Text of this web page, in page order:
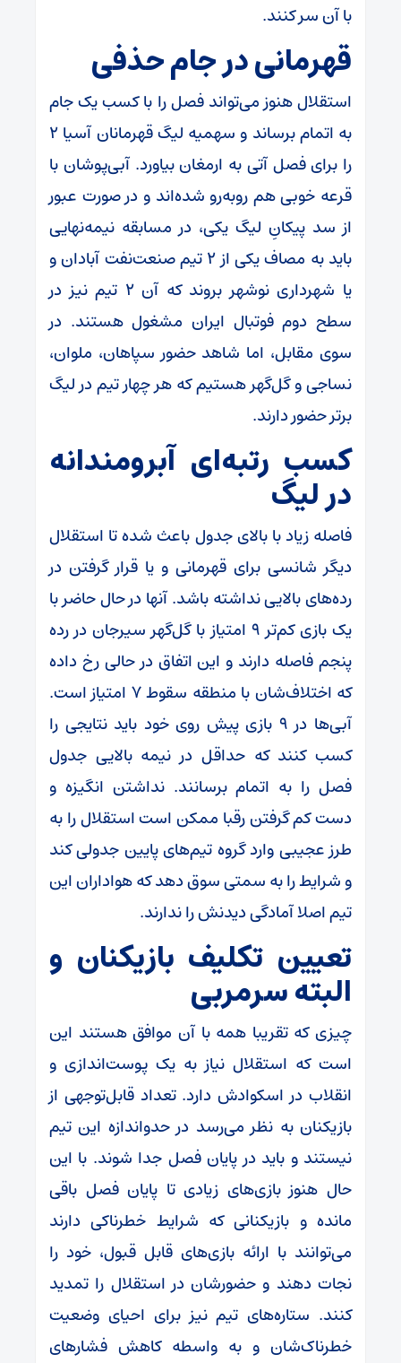
با آن سر کنند.
قهرمانی در جام حذفی
استقلال هنوز می‌تواند فصل را با کسب یک جام
به اتمام برساند و سهمیه لیگ قهرمانان آسیا ۲
را برای فصل آتی به ارمغان بیاورد. آبی‌پوشان با
قرعه خوبی هم رو‌به‌رو شده‌اند و در صورت عبور
از سد پیکانِ لیگ یکی، در مسابقه نیمه‌نهایی
باید به مصاف یکی از ۲ تیم صنعت‌نفت آبادان و
یا شهرداری نوشهر بروند که آن ۲ تیم نیز در
سطح دوم فوتبال ایران مشغول هستند. در
سوی مقابل، اما شاهد حضور سپاهان، ملوان،
نساجی و گل‌گهر هستیم که هر چهار تیم در لیگ
برتر حضور دارند.
کسب رتبه‌ای آبرومندانه
در لیگ
فاصله زیاد با بالای جدول باعث شده تا استقلال
دیگر شانسی برای قهرمانی و یا قرار گرفتن در
رده‌های بالایی نداشته باشد. آنها در حال حاضر با
یک بازی کم‌تر ۹ امتیاز با گل‌گهر سیرجان در رده
پنجم فاصله دارند و این اتفاق در حالی رخ داده
که اختلاف‌شان با منطقه سقوط ۷ امتیاز است.
آبی‌ها در ۹ بازی پیش روی خود باید نتایجی را
کسب کنند که حداقل در نیمه بالایی جدول
فصل را به اتمام برسانند. نداشتن انگیزه و
دست کم گرفتن رقبا ممکن است استقلال را به
طرز عجیبی وارد گروه تیم‌های پایین جدولی کند
و شرایط را به سمتی سوق دهد که هواداران این
تیم اصلا آمادگی دیدنش را ندارند.
تعیین تکلیف بازیکنان و
البته سرمربی
چیزی که تقریبا همه با آن موافق هستند این
است که استقلال نیاز به یک پوست‌اندازی و
انقلاب در اسکوادش دارد. تعداد قابل‌توجهی از
بازیکنان به نظر می‌رسد در حدواندازه این تیم
نیستند و باید در پایان فصل جدا شوند. با این
حال هنوز بازی‌های زیادی تا پایان فصل باقی
مانده و بازیکنانی که شرایط خطرناکی دارند
می‌توانند با ارائه بازی‌های قابل قبول، خود را
نجات دهند و حضورشان در استقلال را تمدید
کنند. ستاره‌های تیم نیز برای احیای وضعیت
خطرناک‌شان و به واسطه کاهش فشار‌های